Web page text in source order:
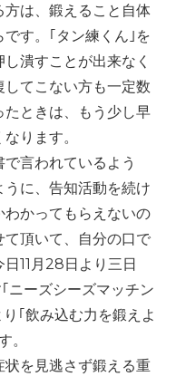
電話する
は、鍛えること自体
す。｢タン練くん｣を
潰すことが出来なく
てこない方も一定数
ときは、もう少し早
ります。
言われているよう
に、告知活動を続け
わかってもらえないの
頂いて、自分の口で
11月28日より三日
ニーズシーズマッチン
｢飲み込む力を鍛えよ
。
を見逃さず鍛える重